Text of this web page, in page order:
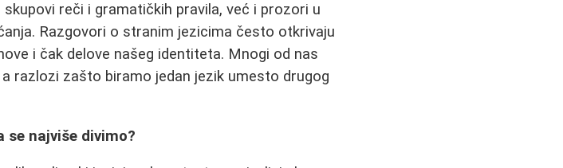
reči i gramatičkih pravila, već i prozori u
Razgovori o stranim jezicima često otkrivaju
i čak delove našeg identiteta. Mnogi od nas
razlozi zašto biramo jedan jezik umesto drugog
se najviše divimo?